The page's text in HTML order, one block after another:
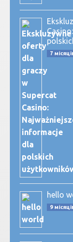
7
hello
9